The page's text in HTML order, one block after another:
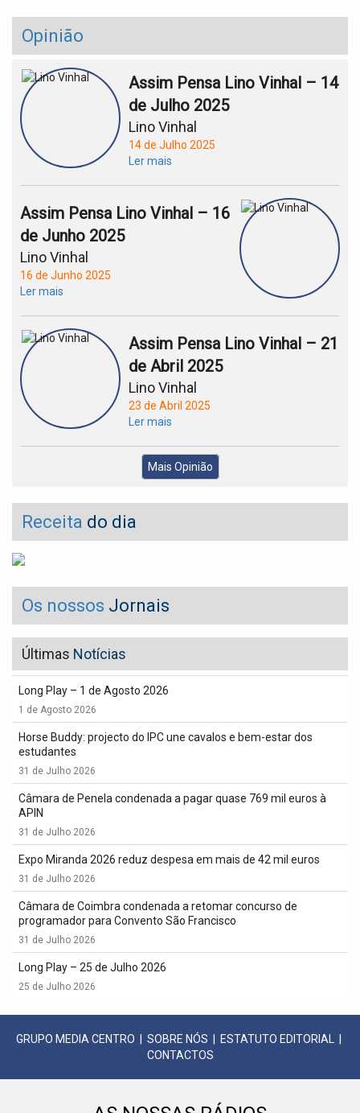
Opinião
Assim Pensa Lino Vinhal – 14
de Julho 2025
Lino Vinhal
14 de Julho 2025
Ler mais
Assim Pensa Lino Vinhal – 16
de Junho 2025
Lino Vinhal
16 de Junho 2025
Ler mais
Assim Pensa Lino Vinhal – 21
de Abril 2025
Lino Vinhal
23 de Abril 2025
Ler mais
Mais Opinião
Receita do dia
Os nossos Jornais
Últimas Notícias
Long Play – 1 de Agosto 2026
1 de Agosto 2026
Horse Buddy: projecto do IPC une cavalos e bem-estar dos
estudantes
31 de Julho 2026
Câmara de Penela condenada a pagar quase 769 mil euros à
APIN
31 de Julho 2026
Expo Miranda 2026 reduz despesa em mais de 42 mil euros
31 de Julho 2026
Câmara de Coimbra condenada a retomar concurso de
programador para Convento São Francisco
31 de Julho 2026
Long Play – 25 de Julho 2026
25 de Julho 2026
GRUPO MEDIA CENTRO SOBRE NÓS ESTATUTO EDITORIAL
CONTACTOS